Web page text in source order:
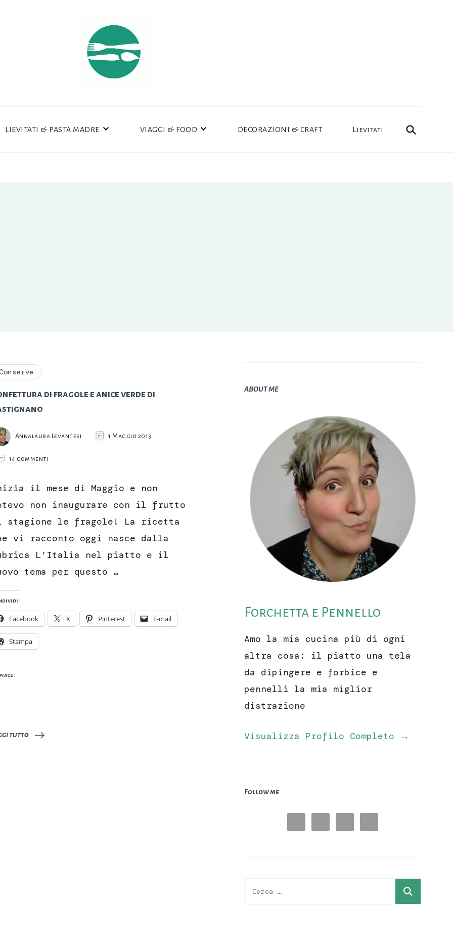
LIEVITATI & PASTA MADRE VIAGGI & FOOD DECORAZIONI & CRAFT Lievitati
di fragole e anice verde di
Annalaura Levantesi 1 Maggio 2019
14 commenti
fragole
verde
Castignano
il mese di Maggio e non
non inaugurare con il frutto
stagione le fragole! La ricetta
vi racconto oggi nasce dalla
L’Italia nel piatto e il
tema per questo …
Facebook X Pinterest E-mail
Stampa
tutto
ABOUT ME
Forchetta e Pennello
Amo la mia cucina più di ogni
altra cosa: il piatto una tela
da dipingere e forbice e
pennelli la mia miglior
distrazione
Visualizza Profilo Completo →
Follow me
Ricerca